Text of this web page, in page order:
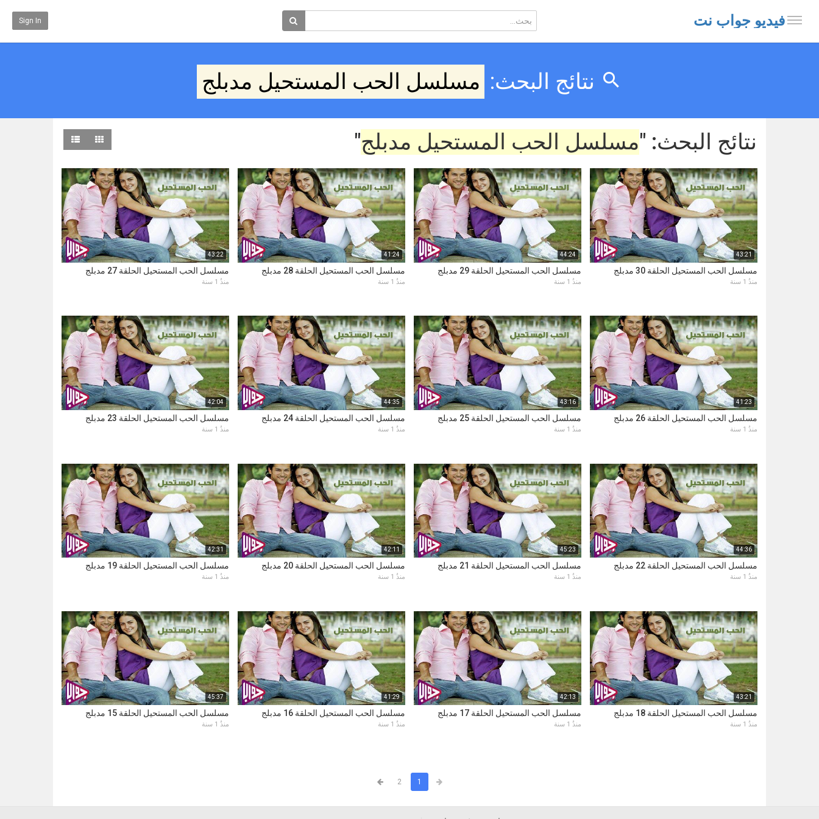
فيديو جواب نت Sign In
نتائج البحث: مسلسل الحب المستحيل مدبلج
نتائج البحث: "مسلسل الحب المستحيل مدبلج"
43:21
مسلسل الحب المستحيل الحلقة 30 مدبلج
منذُ 1 سنة
44:24
مسلسل الحب المستحيل الحلقة 29 مدبلج
منذُ 1 سنة
41:24
مسلسل الحب المستحيل الحلقة 28 مدبلج
منذُ 1 سنة
43:22
مسلسل الحب المستحيل الحلقة 27 مدبلج
منذُ 1 سنة
41:23
مسلسل الحب المستحيل الحلقة 26 مدبلج
منذُ 1 سنة
43:16
مسلسل الحب المستحيل الحلقة 25 مدبلج
منذُ 1 سنة
44:35
مسلسل الحب المستحيل الحلقة 24 مدبلج
منذُ 1 سنة
42:04
مسلسل الحب المستحيل الحلقة 23 مدبلج
منذُ 1 سنة
44:36
مسلسل الحب المستحيل الحلقة 22 مدبلج
منذُ 1 سنة
45:23
مسلسل الحب المستحيل الحلقة 21 مدبلج
منذُ 1 سنة
42:11
مسلسل الحب المستحيل الحلقة 20 مدبلج
منذُ 1 سنة
42:31
مسلسل الحب المستحيل الحلقة 19 مدبلج
منذُ 1 سنة
43:21
مسلسل الحب المستحيل الحلقة 18 مدبلج
منذُ 1 سنة
42:13
مسلسل الحب المستحيل الحلقة 17 مدبلج
منذُ 1 سنة
41:29
مسلسل الحب المستحيل الحلقة 16 مدبلج
منذُ 1 سنة
45:37
مسلسل الحب المستحيل الحلقة 15 مدبلج
منذُ 1 سنة
1
2